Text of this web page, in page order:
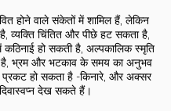
होने वाले संकेतों में शामिल हैं, लेकिन
व्यक्ति चिंतित और पीछे हट सकता है,
हो सकती है, अल्पकालिक स्मृति
है, भ्रम और भटकाव के समय का अनुभव
प्रकट हो सकता है -किनारे, और अक्सर
दिवास्वप्न देख सकते हैं।